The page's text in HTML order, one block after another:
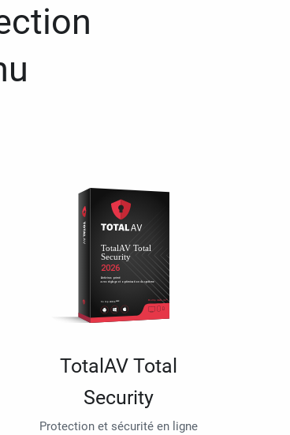
TotalAV Total
Security
Protection et sécurité en ligne